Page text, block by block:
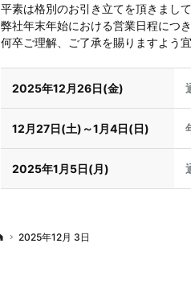
平素は格別のお引き立てを頂きまし
弊社年末年始における営業日程につ
何卒ご理解、ご了承を賜りますよう
2025年12月26日(金)
12月27日(土)～1月4日(日)
2025年1月5日(月)
Top2025年12月 3日